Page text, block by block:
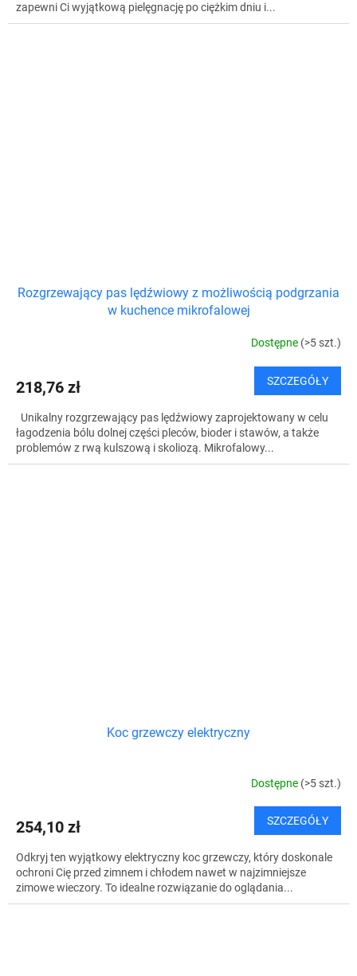
zapewni Ci wyjątkową pielęgnację po ciężkim dniu i...
Rozgrzewający pas lędźwiowy z możliwością podgrzania
w kuchence mikrofalowej
Dostępne (>5 szt.)
218,76 zł SZCZEGÓŁY
Unikalny rozgrzewający pas lędźwiowy zaprojektowany w celu
łagodzenia bólu dolnej części pleców, bioder i stawów, a także
problemów z rwą kulszową i skoliozą. Mikrofalowy...
Koc grzewczy elektryczny
Dostępne (>5 szt.)
254,10 zł SZCZEGÓŁY
Odkryj ten wyjątkowy elektryczny koc grzewczy, który doskonale
ochroni Cię przed zimnem i chłodem nawet w najzimniejsze
zimowe wieczory. To idealne rozwiązanie do oglądania...